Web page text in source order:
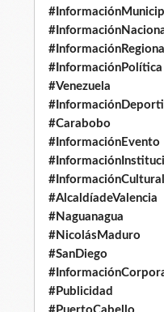
#InformaciónRegional
#InformaciónPolítica
#Venezuela
#Carabobo
#InformaciónEvento
#InformaciónCultural
#AlcaldíadeValencia
#Naguanagua
#NicolásMaduro
#SanDiego
#Publicidad